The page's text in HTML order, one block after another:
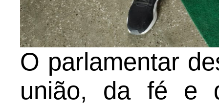
O parlamentar
união, da fé e